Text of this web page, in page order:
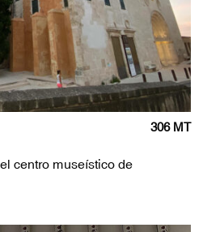
306 MT
centro museístico de